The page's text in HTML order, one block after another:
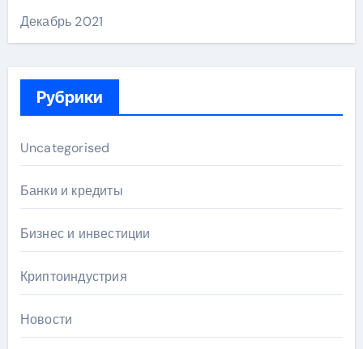
Декабрь 2021
Рубрики
Uncategorised
Банки и кредиты
Бизнес и инвестиции
Криптоиндустрия
Новости